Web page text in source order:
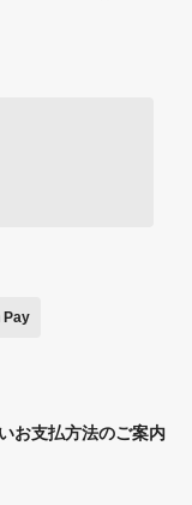
Pay
お支払方法のご案内